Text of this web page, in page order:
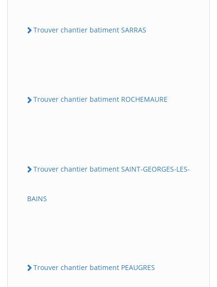
Trouver chantier batiment SARRAS
Trouver chantier batiment ROCHEMAURE
Trouver chantier batiment SAINT-GEORGES-LES-
BAINS
Trouver chantier batiment PEAUGRES